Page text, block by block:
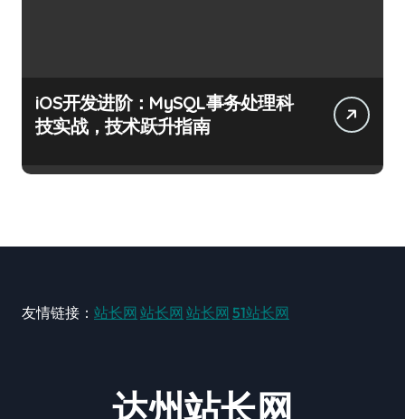
iOS开发进阶：MySQL事务处理科
技实战，技术跃升指南
友情链接： 站长网 站长网 站长网 51站长网
达州站长网